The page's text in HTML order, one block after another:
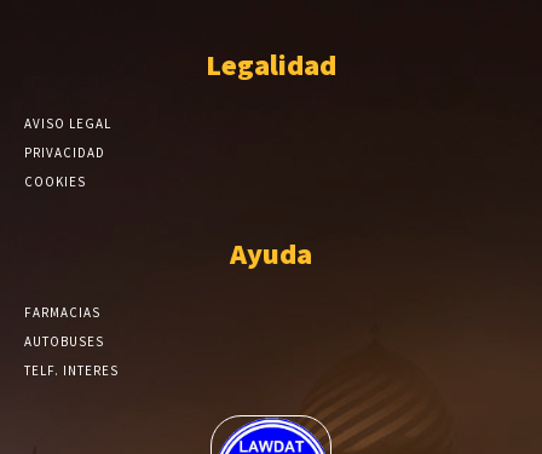
Legalidad
AVISO LEGAL
PRIVACIDAD
COOKIES
Ayuda
FARMACIAS
AUTOBUSES
TELF. INTERES